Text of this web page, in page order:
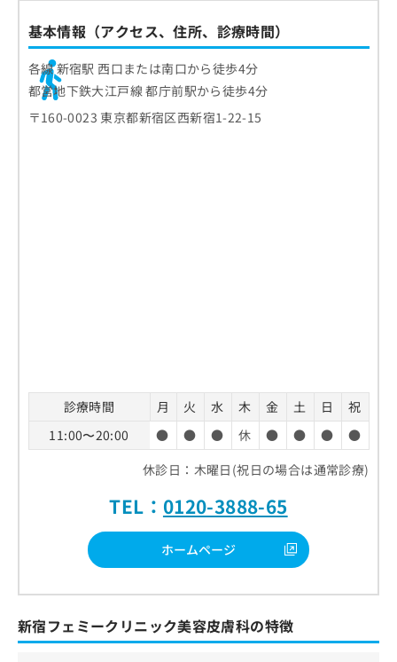
基本情報（アクセス、住所、診療時間）
各線 新宿駅 西口または南口から徒歩4分
都営地下鉄大江戸線 都庁前駅から徒歩4分
〒160-0023 東京都新宿区西新宿1-22-15
診療時間 月 火 水 木 金 土 日
祝
11:00〜20:00
● ● ● 休 ● ● ●
●
休診日：木曜日(祝日の場合は通常診療)
TEL： 0120-3888-65
ホームページ
新宿フェミークリニック美容皮膚科の特徴